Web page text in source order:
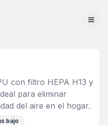
con filtro HEPA H13 y
para eliminar
del aire en el hogar.
bajo